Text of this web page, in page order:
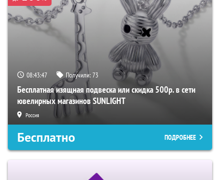
08:43:46 Получили:73
Бесплатная изящная подвеска или скидка 500р. в сети
ювелирных магазинов SUNLIGHT
Россия
Бесплатно ПОДРОБНЕЕ